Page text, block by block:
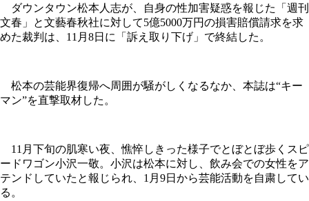
ダウンタウン松本人志が、自身の性加害疑惑を報じた「週刊
文春」と文藝春秋社に対して5億5000万円の損害賠償請求を求
めた裁判は、11月8日に「訴え取り下げ」で終結した。
松本の芸能界復帰へ周囲が騒がしくなるなか、本誌は“キー
マン”を直撃取材した。
11月下旬の肌寒い夜、憔悴しきった様子でとぼとぼ歩くスピ
ードワゴン小沢一敬。小沢は松本に対し、飲み会での女性をア
テンドしていたと報じられ、1月9日から芸能活動を自粛してい
る。